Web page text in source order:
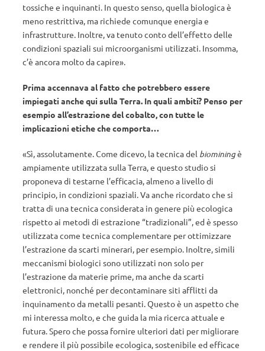
tossiche e inquinanti. In questo senso, quella biologica è
meno restrittiva, ma richiede comunque energia e
infrastrutture. Inoltre, va tenuto conto dell’effetto delle
condizioni spaziali sui microorganismi utilizzati. Insomma,
c’è ancora molto da capire».
Prima accennava al fatto che potrebbero essere
impiegati anche qui sulla Terra. In quali ambiti? Penso per
esempio all’estrazione del cobalto, con tutte le
implicazioni etiche che comporta…
«Sì, assolutamente.Come dicevo, la tecnica del biominingè
ampiamente utilizzata sulla Terra, e questo studio si
proponeva di testarne l’efficacia, almeno a livello di
principio, in condizioni spaziali.Va anche ricordato che si
tratta di una tecnica considerata in genere più ecologica
rispetto ai metodi di estrazione “tradizionali”, ed è spesso
utilizzata come tecnica complementare per ottimizzare
l’estrazione da scarti minerari, per esempio. Inoltre, simili
meccanismi biologici sono utilizzati non solo per
l’estrazione da materie prime, ma anche da scarti
elettronici, nonché per decontaminare siti afflitti da
inquinamento da metalli pesanti. Questo è un aspetto che
mi interessa molto, e che guida la mia ricerca attuale e
futura. Spero che possa fornire ulteriori dati per migliorare
e rendere il più possibile ecologica, sostenibile ed efficace